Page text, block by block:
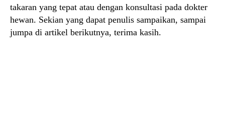
takaran yang tepat atau dengan konsultasi pada dokter
hewan. Sekian yang dapat penulis sampaikan, sampai
jumpa di artikel berikutnya, terima kasih.